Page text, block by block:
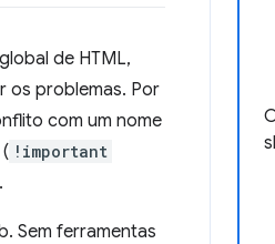
de HTML,
os problemas. Por
com um nome
!important
Sem ferramentas